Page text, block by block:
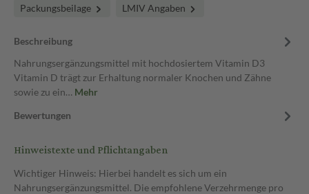
Packungsbeilage LMIV Angaben
Beschreibung
Nahrungsergänzungsmittel mit hochdosiertem Vitamin D3
Vitamin D trägt zur Erhaltung normaler Knochen und Zähne
sowie zu ein… Mehr
Bewertungen
Hinweistexte und Pflichtangaben
Wichtiger Hinweis: Hierbei handelt es sich um ein
Nahrungsergänzungsmittel. Die empfohlene Verzehrmenge pro